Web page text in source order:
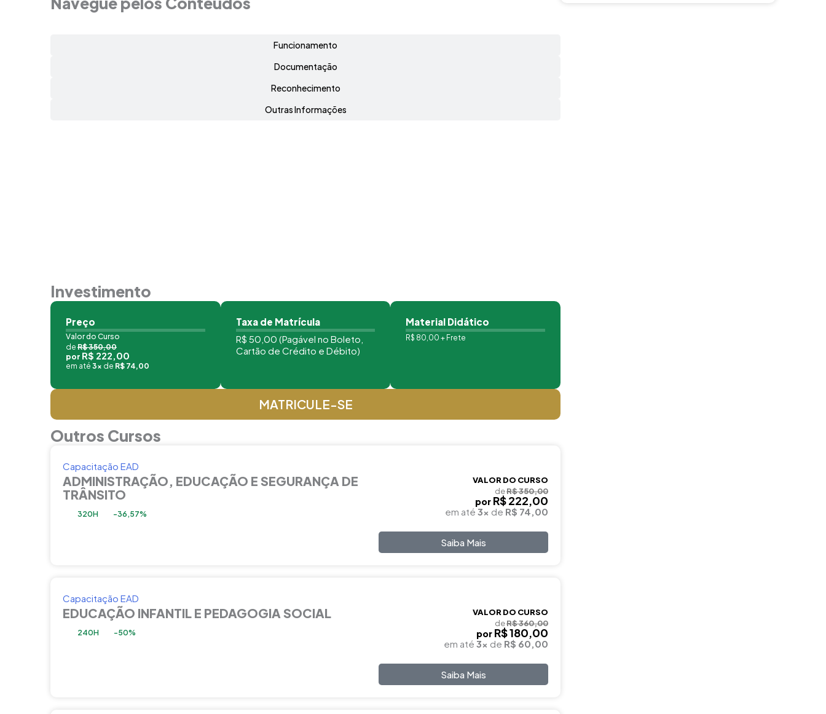
Funcionamento
Documentação
Reconhecimento
Outras Informações
Investimento
Preço
Valor do Curso
de R$ 350,00
por R$ 222,00
em até 3x de R$ 74,00
Taxa de Matrícula
R$ 50,00 (Pagável no Boleto,
Cartão de Crédito e Débito)
Material Didático
R$ 80,00 + Frete
MATRICULE-SE
Outros Cursos
Capacitação EAD
ADMINISTRAÇÃO, EDUCAÇÃO E SEGURANÇA DE
TRÂNSITO
320H -36,57%
VALOR DO CURSO
deR$ 350,00
por R$ 222,00
em até 3x de R$ 74,00
Saiba Mais
Capacitação EAD
EDUCAÇÃO INFANTIL E PEDAGOGIA SOCIAL
240H -50%
VALOR DO CURSO
deR$ 360,00
por R$ 180,00
em até 3x de R$ 60,00
Saiba Mais